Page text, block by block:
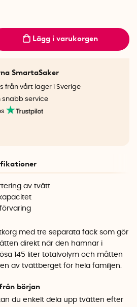
Lägg i varukorgen
SmartaSaker
från vårt lager i Sverige
snabb service
av tvätt
med tre separata fack som gör
direkt när den hamnar i
145 liter totalvolym och måtten
av tvättberget för hela familjen.
början
du enkelt dela upp tvätten efter